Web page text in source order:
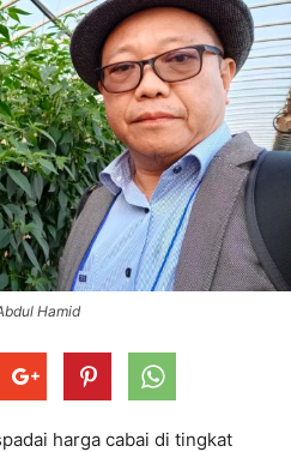
Hamid
harga cabai di tingkat